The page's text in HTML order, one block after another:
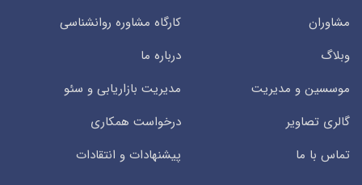
مشاوران
کارگاه مشاوره روانشناسی
وبلاگ
درباره ما
موسسین و مدیریت
مدیریت بازاریابی و سئو
گالری تصاویر
درخواست همکاری
تماس با ما
پیشنهادات و انتقادات